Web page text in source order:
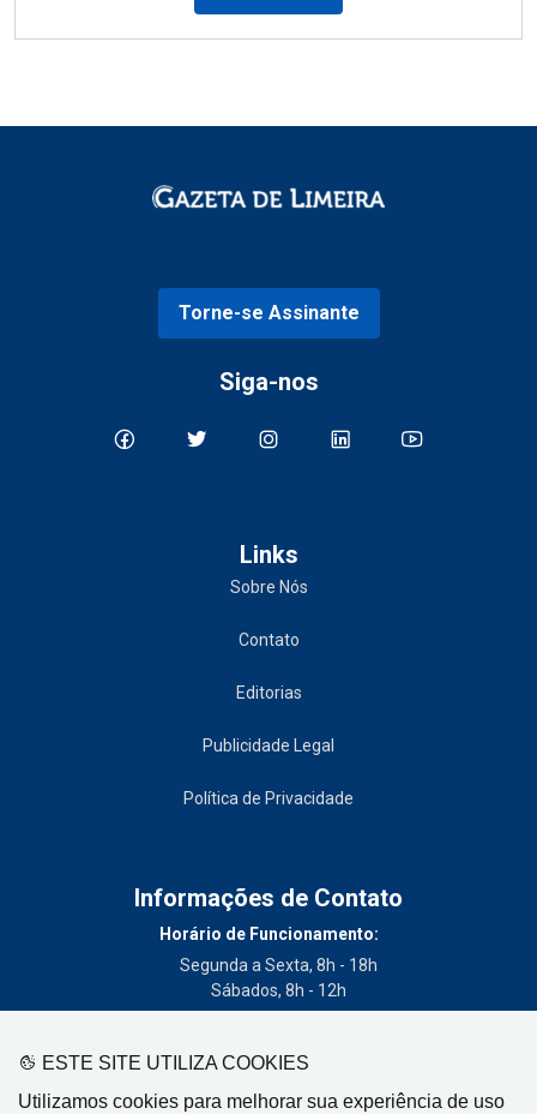
ESTE SITE UTILIZA COOKIES
Utilizamos cookies para melhorar sua experiência de uso
Torne-se Assinante
Siga-nos
Links
Sobre Nós
Contato
Editorias
Publicidade Legal
Política de Privacidade
Informações de Contato
Horário de Funcionamento:
Segunda a Sexta, 8h - 18h
Sábados, 8h - 12h
(19) 3404-3700
Circulação: